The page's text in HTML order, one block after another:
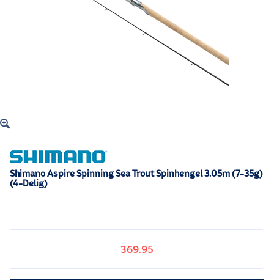
Shimano Aspire Spinning Sea Trout Spinhengel 3.05m (7-35g)
(4-Delig)
369.95